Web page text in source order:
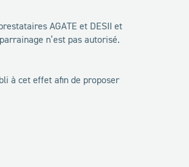
AGATE et DESII et
n’est pas autorisé.
à cet effet afin de proposer